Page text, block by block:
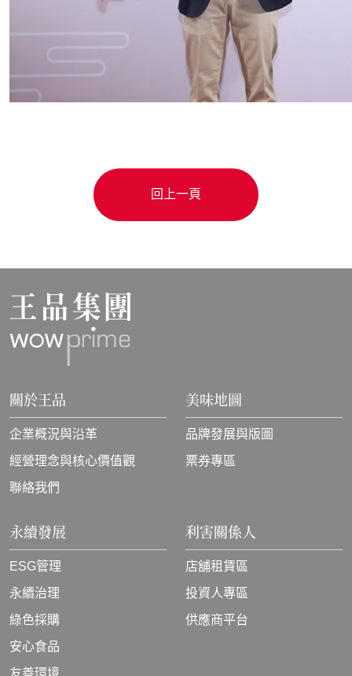
關於王品
企業概況與沿革
經營理念與核心價值觀
聯絡我們
美味地圖
品牌發展與版圖
票券專區
永續發展
ESG管理
永續治理
綠色採購
安心食品
利害關係人
店舖租賃區
投資人專區
供應商平台